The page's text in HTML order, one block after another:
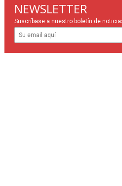
NEWSLETTER
Suscríbase a nuestro boletín de